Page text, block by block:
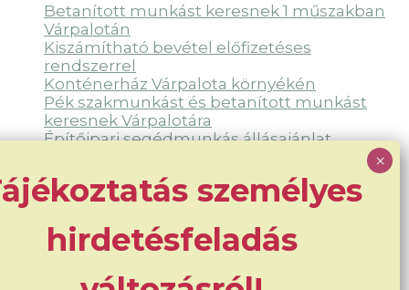
Betanított munkást keresnek 1 műszakban
Várpalotán
Kiszámítható bevétel előfizetéses
rendszerrel
Konténerház Várpalota környékén
Pék szakmunkást és betanított munkást
keresnek Várpalotára
Építőipari segédmunkás állásajánlat